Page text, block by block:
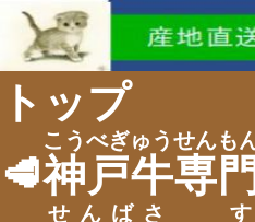
トップ
🥩神戸牛専
こうべぎゅうせんも
せんばさ